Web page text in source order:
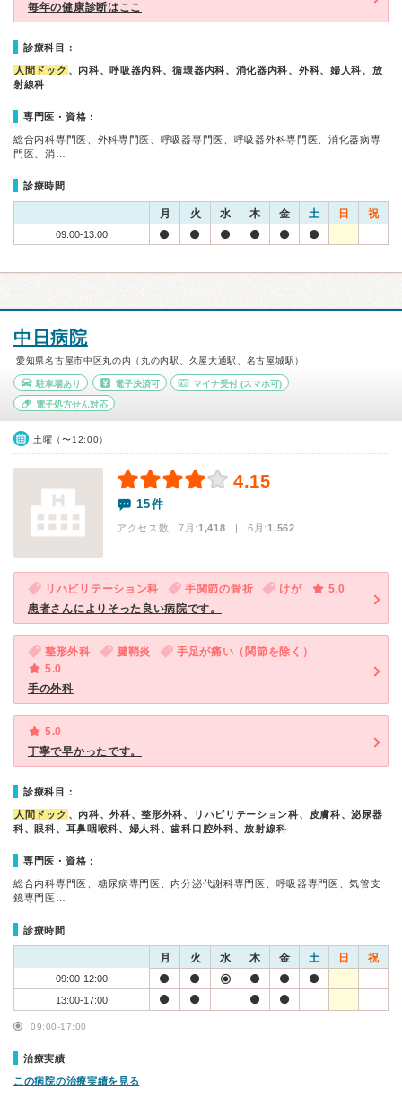
毎年の健康診断はここ
診療科目：
人間ドック 、内科、呼吸器内科、循環器内科、消化器内科、外科、婦人科、放
射線科
専門医・資格：
総合内科専門医、外科専門医、呼吸器専門医、呼吸器外科専門医、消化器病専
門医、消…
診療時間
月 火 水 木 金 土 日 祝
09:00-13:00
中日病院
愛知県名古屋市中区丸の内（丸の内駅、久屋大通駅、名古屋城駅）
駐車場あり 電子決済可 マイナ受付 (スマホ可)
電子処方せん対応
土曜（〜12:00）
4.15
15件
アクセス数 7月:1,418 | 6月:1,562
リハビリテーション科 手関節の骨折 けが
5.0
患者さんによりそった良い病院です。
整形外科 腱鞘炎
手足が痛い（関節を除く）
5.0
手の外科
5.0
丁寧で早かったです。
診療科目：
人間ドック 、内科、外科、整形外科、リハビリテーション科、皮膚科、泌尿器
科、眼科、耳鼻咽喉科、婦人科、歯科口腔外科、放射線科
専門医・資格：
総合内科専門医、糖尿病専門医、内分泌代謝科専門医、呼吸器専門医、気管支
鏡専門医…
診療時間
月 火 水 木 金 土 日 祝
09:00-12:00
13:00-17:00
09:00-17:00
治療実績
この病院の治療実績を見る